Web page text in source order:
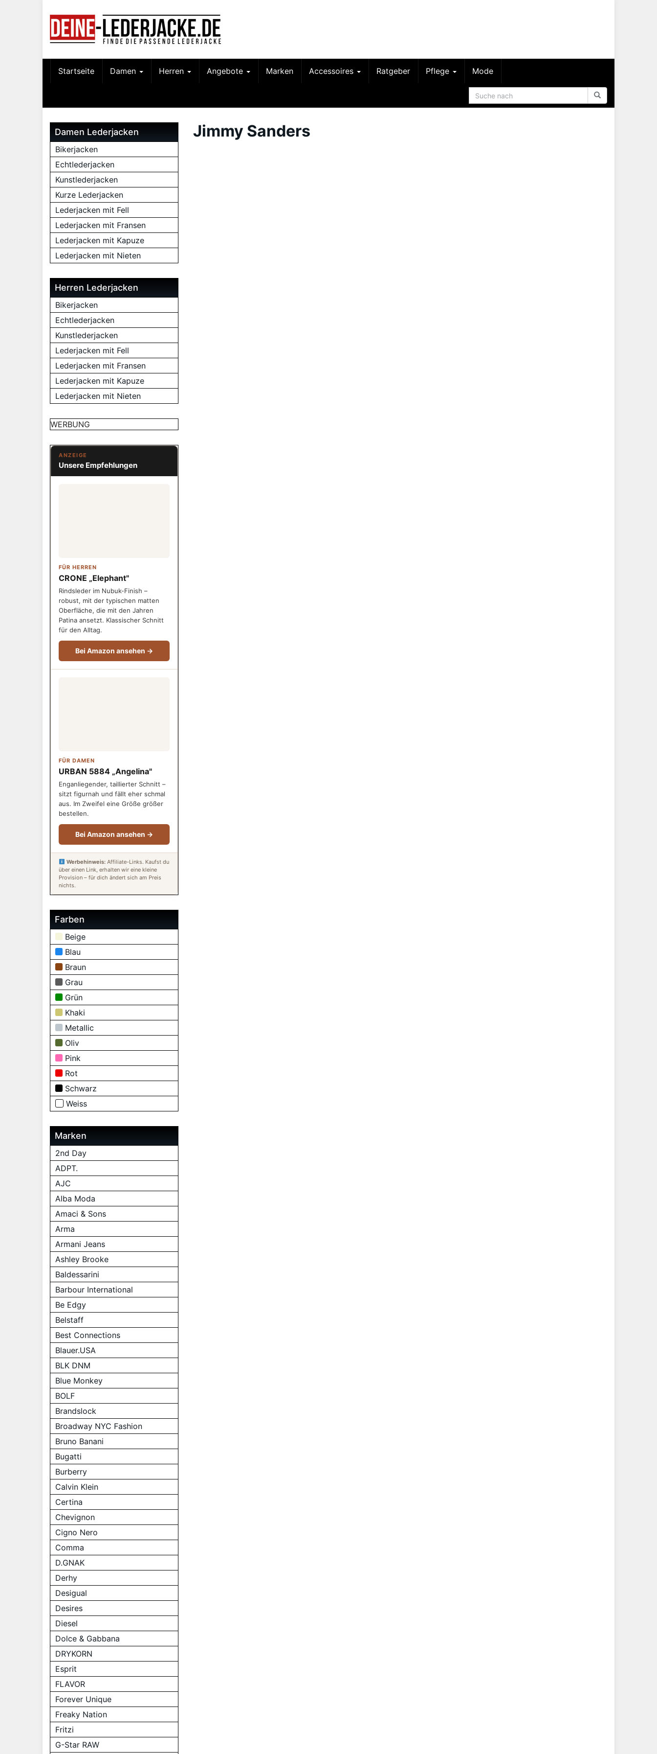
Startseite Damen Herren Angebote Marken Accessoires Ratgeber Pflege Mode
Jimmy Sanders
Damen Lederjacken
Bikerjacken
Echtlederjacken
Kunstlederjacken
Kurze Lederjacken
Lederjacken mit Fell
Lederjacken mit Fransen
Lederjacken mit Kapuze
Lederjacken mit Nieten
Herren Lederjacken
Bikerjacken
Echtlederjacken
Kunstlederjacken
Lederjacken mit Fell
Lederjacken mit Fransen
Lederjacken mit Kapuze
Lederjacken mit Nieten
WERBUNG
ANZEIGE
Unsere Empfehlungen
FÜR HERREN
CRONE „Elephant"
Rindsleder im Nubuk-Finish –
robust, mit der typischen matten
Oberfläche, die mit den Jahren
Patina ansetzt. Klassischer Schnitt
für den Alltag.
Bei Amazon ansehen →
FÜR DAMEN
URBAN 5884 „Angelina"
Enganliegender, taillierter Schnitt –
sitzt figurnah und fällt eher schmal
aus. Im Zweifel eine Größe größer
bestellen.
Bei Amazon ansehen →
Werbehinweis:Affiliate-Links. Kaufst du
über einen Link, erhalten wir eine kleine
Provision – für dich ändert sich am Preis
nichts.
Farben
Beige
Blau
Braun
Grau
Grün
Khaki
Metallic
Oliv
Pink
Rot
Schwarz
Weiss
Marken
2nd Day
ADPT.
AJC
Alba Moda
Amaci & Sons
Arma
Armani Jeans
Ashley Brooke
Baldessarini
Barbour International
Be Edgy
Belstaff
Best Connections
Blauer.USA
BLK DNM
Blue Monkey
BOLF
Brandslock
Broadway NYC Fashion
Bruno Banani
Bugatti
Burberry
Calvin Klein
Certina
Chevignon
Cigno Nero
Comma
D.GNAK
Derhy
Desigual
Desires
Diesel
Dolce & Gabbana
DRYKORN
Esprit
FLAVOR
Forever Unique
Freaky Nation
Fritzi
G-Star RAW